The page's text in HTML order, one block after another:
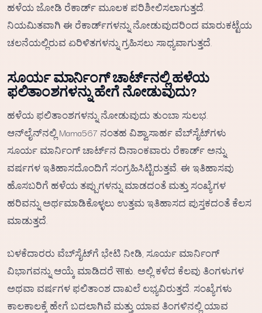
ಹಳೆಯ ಜೋಡಿ ರೆಕಾರ್ಡ್ ಮೂಲಕ ಪರಿಶೀಲಿಸಲಾಗುತ್ತದೆ.
ನಿಯಮಿತವಾಗಿ ಈ ರೆಕಾರ್ಡ್‌ಗಳನ್ನು ನೋಡುವುದರಿಂದ ಮಾರುಕಟ್ಟೆಯ
ಚಲನೆಯಲ್ಲಿರುವ ಏರಿಳಿತಗಳನ್ನು ಗ್ರಹಿಸಲು ಸಾಧ್ಯವಾಗುತ್ತದೆ.
ಸೂರ್ಯ ಮಾರ್ನಿಂಗ್ ಚಾರ್ಟ್‌ನಲ್ಲಿ ಹಳೆಯ
ಫಲಿತಾಂಶಗಳನ್ನು ಹೇಗೆ ನೋಡುವುದು?
ಹಳೆಯ ಫಲಿತಾಂಶಗಳನ್ನು ನೋಡುವುದು ತುಂಬಾ ಸುಲಭ.
ಆನ್‌ಲೈನ್‌ನಲ್ಲಿ Mama567 ನಂತಹ ವಿಶ್ವಾಸಾರ್ಹ ವೆಬ್‌ಸೈಟ್‌ಗಳು
ಸೂರ್ಯ ಮಾರ್ನಿಂಗ್ ಚಾರ್ಟ್‌ನ ದಿನಾಂಕವಾರು ರೆಕಾರ್ಡ್ ಅನ್ನು
ವರ್ಷಗಳ ಇತಿಹಾಸದೊಂದಿಗೆ ಸಂಗ್ರಹಿಸಿಟ್ಟಿರುತ್ತವೆ. ಈ ಇತಿಹಾಸವು
ಹೊಸಬರಿಗೆ ಹಳೆಯ ತಪ್ಪುಗಳನ್ನು ಮಾಡದಂತೆ ಮತ್ತು ಸಂಖ್ಯೆಗಳ
ಹರಿವನ್ನು ಅರ್ಥಮಾಡಿಕೊಳ್ಳಲು ಉತ್ತಮ ಇತಿಹಾಸದ ಪುಸ್ತಕದಂತೆ ಕೆಲಸ
ಮಾಡುತ್ತದೆ.
ಬಳಕೆದಾರರು ವೆಬ್‌ಸೈಟ್‌ಗೆ ಭೇಟಿ ನೀಡಿ, ಸೂರ್ಯ ಮಾರ್ನಿಂಗ್
ವಿಭಾಗವನ್ನು ಆಯ್ಕೆ ಮಾಡಿದರೆ साಕು. ಅಲ್ಲಿ ಕಳೆದ ಕೆಲವು ತಿಂಗಳುಗಳ
ಅಥವಾ ವರ್ಷಗಳ ಫಲಿತಾಂಶ ದಾಖಲೆ ಲಭ್ಯವಿರುತ್ತದೆ. ಸಂಖ್ಯೆಗಳು
ಕಾಲಕಾಲಕ್ಕೆ ಹೇಗೆ ಬದಲಾಗಿವೆ ಮತ್ತು ಯಾವ ತಿಂಗಳಿನಲ್ಲಿ ಯಾವ